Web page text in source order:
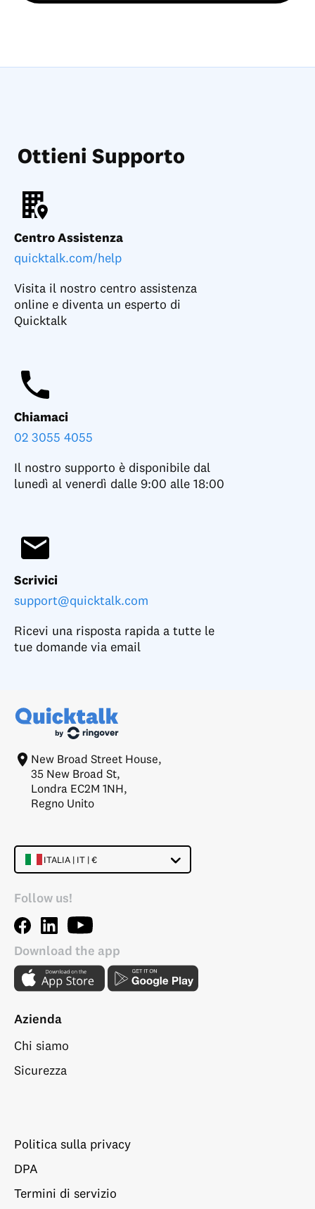
Ottieni Supporto
Centro Assistenza
quicktalk.com/help
Visita il nostro centro assistenza
online e diventa un esperto di
Quicktalk
Chiamaci
02 3055 4055
Il nostro supporto è disponibile dal
lunedì al venerdì dalle 9:00 alle 18:00
Scrivici
support@quicktalk.com
Ricevi una risposta rapida a tutte le
tue domande via email
New Broad Street House,
35 New Broad St,
Londra EC2M 1NH,
Regno Unito
ITALIA | IT | €
Follow us!
Download the app
Azienda
Chi siamo
Sicurezza
Politica sulla privacy
DPA
Termini di servizio